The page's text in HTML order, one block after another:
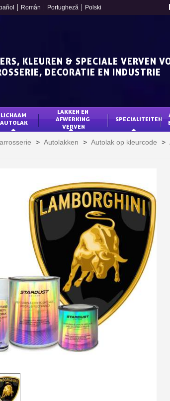
Român Portugheză Polski
KLEUREN & SPECIALE VERVEN
DECORATIE EN INDUSTRIE
LICHAAM
AUTOLAK
LAKKEN EN
AFWERKING
VERVEN
SPECIALITEITEN
> Autolakken > Autolak op kleurcode >